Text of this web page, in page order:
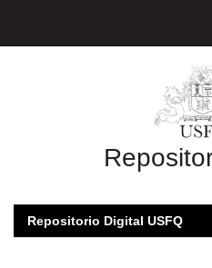
Repositorio Digital USFQ